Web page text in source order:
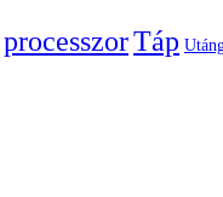
processzorTáp